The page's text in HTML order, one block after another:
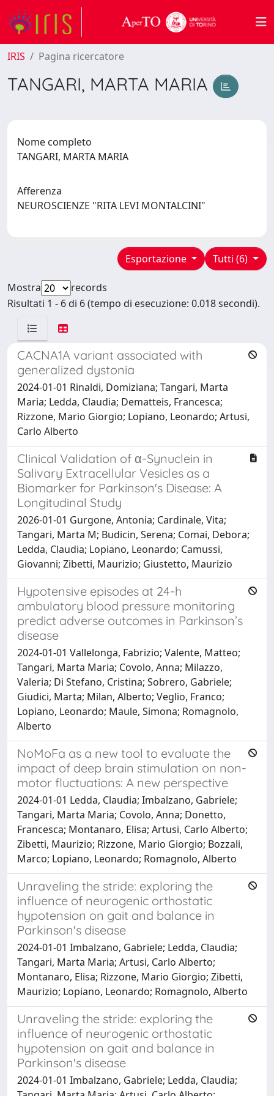
IRIS Pagina ricercatore
TANGARI, MARTA MARIA
Nome completo
TANGARI, MARTA MARIA
Afferenza
NEUROSCIENZE "RITA LEVI MONTALCINI"
Tutti (6)
Esportazione
Mostra
records
Risultati 1 - 6 di 6 (tempo di esecuzione: 0.018 secondi).
CACNA1A variant associated with
generalized dystonia
2024-01-01 Rinaldi, Domiziana; Tangari, Marta
Maria; Ledda, Claudia; Dematteis, Francesca;
Rizzone, Mario Giorgio; Lopiano, Leonardo; Artusi,
Carlo Alberto
Clinical Validation of α-Synuclein in
Salivary Extracellular Vesicles as a
Biomarker for Parkinson's Disease: A
Longitudinal Study
2026-01-01 Gurgone, Antonia; Cardinale, Vita;
Tangari, Marta M; Budicin, Serena; Comai, Debora;
Ledda, Claudia; Lopiano, Leonardo; Camussi,
Giovanni; Zibetti, Maurizio; Giustetto, Maurizio
Hypotensive episodes at 24-h
ambulatory blood pressure monitoring
predict adverse outcomes in Parkinson’s
disease
2024-01-01 Vallelonga, Fabrizio; Valente, Matteo;
Tangari, Marta Maria; Covolo, Anna; Milazzo,
Valeria; Di Stefano, Cristina; Sobrero, Gabriele;
Giudici, Marta; Milan, Alberto; Veglio, Franco;
Lopiano, Leonardo; Maule, Simona; Romagnolo,
Alberto
NoMoFa as a new tool to evaluate the
impact of deep brain stimulation on non-
motor fluctuations: A new perspective
2024-01-01 Ledda, Claudia; Imbalzano, Gabriele;
Tangari, Marta Maria; Covolo, Anna; Donetto,
Francesca; Montanaro, Elisa; Artusi, Carlo Alberto;
Zibetti, Maurizio; Rizzone, Mario Giorgio; Bozzali,
Marco; Lopiano, Leonardo; Romagnolo, Alberto
Unraveling the stride: exploring the
influence of neurogenic orthostatic
hypotension on gait and balance in
Parkinson's disease
2024-01-01 Imbalzano, Gabriele; Ledda, Claudia;
Tangari, Marta Maria; Artusi, Carlo Alberto;
Montanaro, Elisa; Rizzone, Mario Giorgio; Zibetti,
Maurizio; Lopiano, Leonardo; Romagnolo, Alberto
Unraveling the stride: exploring the
influence of neurogenic orthostatic
hypotension on gait and balance in
Parkinson's disease
2024-01-01 Imbalzano, Gabriele; Ledda, Claudia;